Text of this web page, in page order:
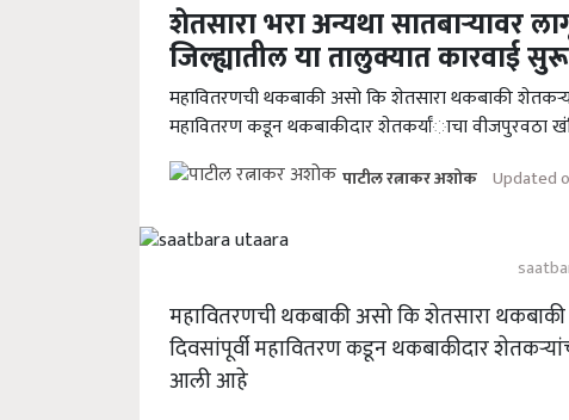
शेतसारा भरा अन्यथा सातबाऱ्यावर
जिल्ह्यातील या तालुक्यात कारवाई सुरू
महावितरणची थकबाकी असो कि शेतसारा थकबाकी
महावितरण कडून थकबाकीदार शेतकर्यांाचा वीजपुरवठा
पाटील रत्नाकर अशोक Updated
महावितरणची थकबाकी असो कि शेतसारा
दिवसांपूर्वी महावितरण कडून थकबाकीदार
आली आहे